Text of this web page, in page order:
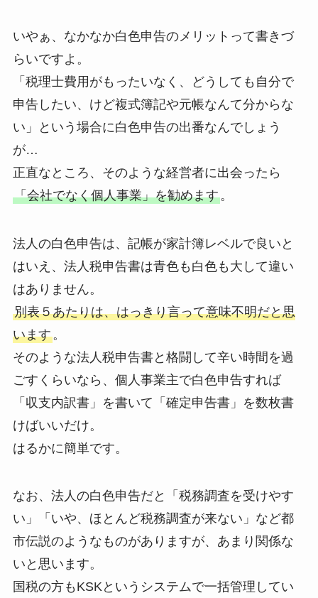
いやぁ、なかなか白色申告のメリットって書きづ
らいですよ。
「税理士費用がもったいなく、どうしても自分で
申告したい、けど複式簿記や元帳なんて分からな
い」という場合に白色申告の出番なんでしょう
が…
正直なところ、そのような経営者に出会ったら
「会社でなく個人事業」を勧めます。
法人の白色申告は、記帳が家計簿レベルで良いと
はいえ、法人税申告書は青色も白色も大して違い
はありません。
別表５あたりは、はっきり言って意味不明だと思
います。
そのような法人税申告書と格闘して辛い時間を過
ごすくらいなら、個人事業主で白色申告すれば
「収支内訳書」を書いて「確定申告書」を数枚書
けばいいだけ。
はるかに簡単です。
なお、法人の白色申告だと「税務調査を受けやす
い」「いや、ほとんど税務調査が来ない」など都
市伝説のようなものがありますが、あまり関係な
いと思います。
国税の方もKSKというシステムで一括管理してい